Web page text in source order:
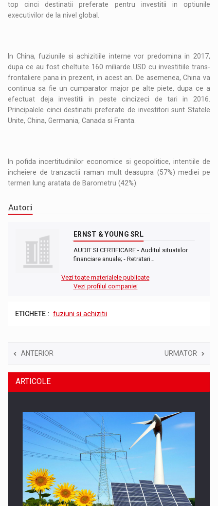
top cinci destinatii preferate pentru investitii in optiunile
executivilor de la nivel global.
In China, fuziunile si achizitiile interne vor predomina in 2017,
dupa ce au fost cheltuite 160 miliarde USD cu investitiile trans-
frontaliere pana in prezent, in acest an. De asemenea, China va
continua sa fie un cumparator major pe alte piete, dupa ce a
efectuat deja investitii in peste cincizeci de tari in 2016.
Principalele cinci destinatii preferate de investitori sunt Statele
Unite, China, Germania, Canada si Franta.
In pofida incertitudinilor economice si geopolitice, intentiile de
incheiere de tranzactii raman mult deasupra (57%) mediei pe
termen lung aratata de Barometru (42%).
Autori
ERNST & YOUNG SRL
AUDIT SI CERTIFICARE - Auditul situatiilor
financiare anuale; - Retratari…
Vezi toate materialele publicate
Vezi profilul companiei
ETICHETE : fuziuni si achizitii
ANTERIOR URMATOR
ARTICOLE